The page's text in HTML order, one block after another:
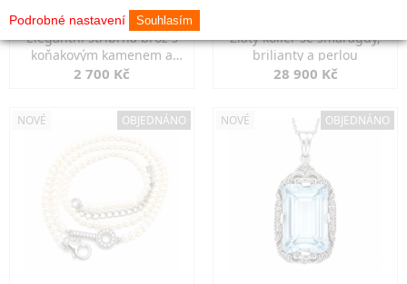
Elegantní stříbrná brož s
koňakovým kamenem a
markazity
2 700 Kč
Zlatý kolier se smaragdy,
brilianty a perlou
28 900 Kč
NOVÉ OBJEDNÁNO NOVÉ OBJEDNÁNO
Podrobné nastavení Souhlasím